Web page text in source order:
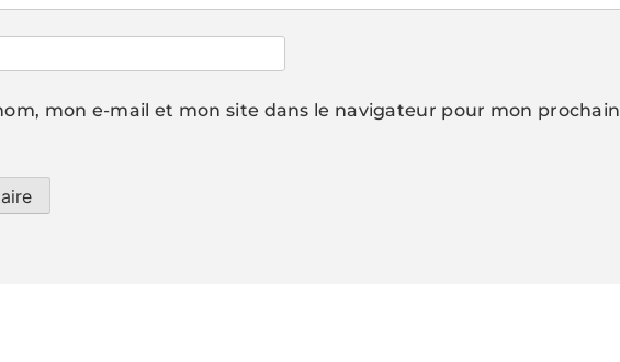
mon e-mail et mon site dans le navigateur pour mon prochain